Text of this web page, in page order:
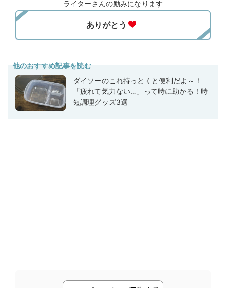
ライターさんの励みになります
他のおすすめ記事を読む
ダイソーのこれ持っとくと便利だよ～！
「疲れて気力ない…」って時に助かる！時
短調理グッズ3選